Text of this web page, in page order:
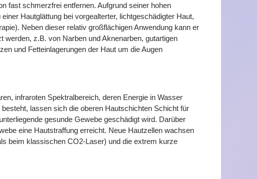
fast schmerzfrei entfernen. Aufgrund seiner hohen
Hautglättung bei vorgealterter, lichtgeschädigter Haut,
Neben dieser relativ großflächigen Anwendung kann er
z.B. von Narben und Aknenarben, gutartigen
und Fetteinlagerungen der Haut um die Augen
infraroten Spektralbereich, deren Energie in Wasser
lassen sich die oberen Hautschichten Schicht für
gesunde Gewebe geschädigt wird. Darüber
eine Hautstraffung erreicht. Neue Hautzellen wachsen
beim klassischen CO2-Laser) und die extrem kurze